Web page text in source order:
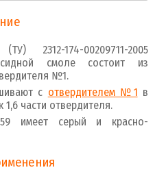
2312-174-00209711-2005
смоле состоит из
№1.
с отвердителем №1 в
части отвердителя.
имеет серый и красно-